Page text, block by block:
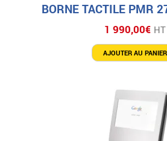
BORNE TACTILE PMR
1 990,00€ HT
AJOUTER AU PANIER